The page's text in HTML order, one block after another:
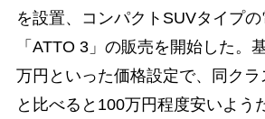
を設置、コンパクトSUVタイプ
「ATTO 3」の販売を開始した。
万円といった価格設定で、同ク
と比べると100万円程度安いよう